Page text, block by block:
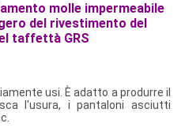
molle impermeabile
del rivestimento del
taffettà GRS
usi. È adatto a produrre il
l'usura, i pantaloni asciutti